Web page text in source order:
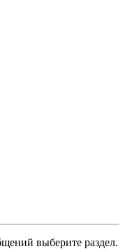
выберите раздел.